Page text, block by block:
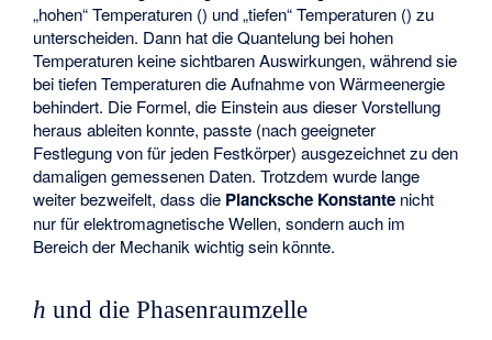
„hohen“ Temperaturen () und „tiefen“ Temperaturen () zu
unterscheiden. Dann hat die Quantelung bei hohen
Temperaturen keine sichtbaren Auswirkungen, während sie
bei tiefen Temperaturen die Aufnahme von Wärmeenergie
behindert. Die Formel, die Einstein aus dieser Vorstellung
heraus ableiten konnte, passte (nach geeigneter
Festlegung vonfür jeden Festkörper) ausgezeichnet zu den
damaligen gemessenen Daten. Trotzdem wurde lange
weiter bezweifelt, dass die Plancksche Konstante nicht
nur für elektromagnetische Wellen, sondern auch im
Bereich der Mechanik wichtig sein könnte.
h und die Phasenraumzelle